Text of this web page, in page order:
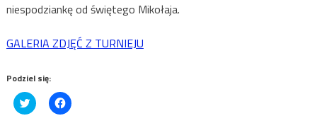
niespodziankę od świętego Mikołaja.
GALERIA ZDJĘĆ Z TURNIEJU
Podziel się:
Click
to
Click
to